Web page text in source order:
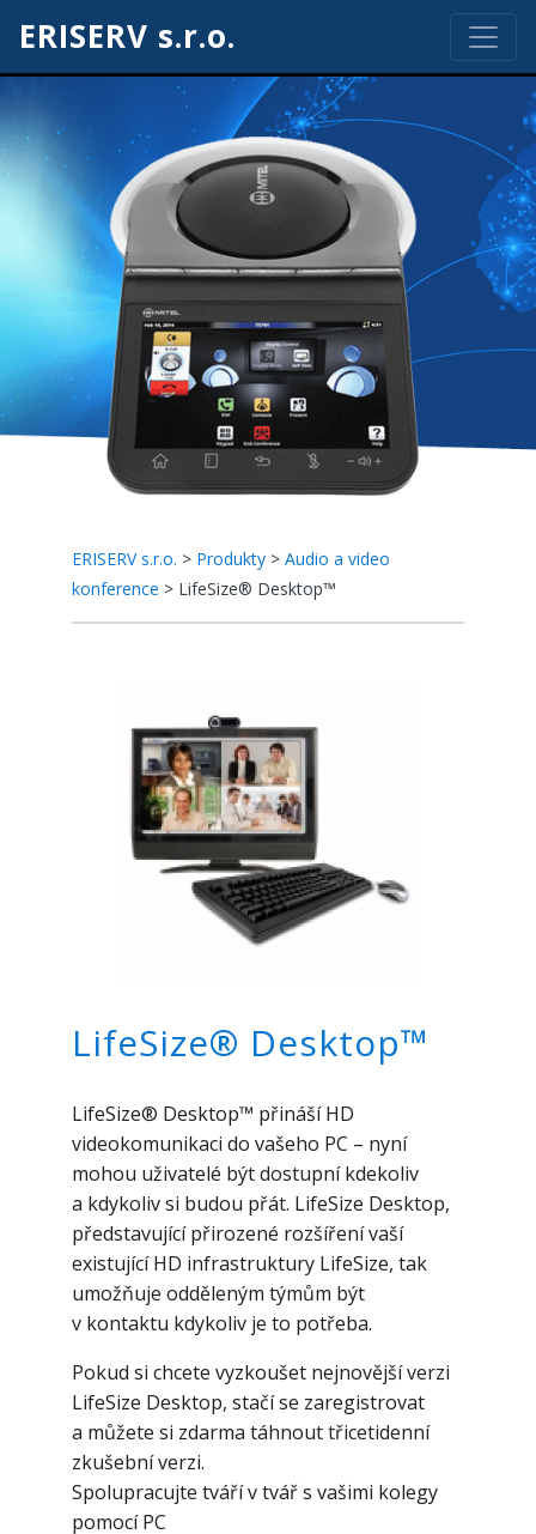
ERISERV s.r.o.
ERISERV s.r.o. > Produkty> Audio a video
konference > LifeSize® Desktop™
LifeSize® Desktop™
LifeSize® Desktop™ přináší HD
videokomunikaci do vašeho PC – nyní
mohou uživatelé být dostupní kdekoliv
a kdykoliv si budou přát. LifeSize Desktop,
představující přirozené rozšíření vaší
existující HD infrastruktury LifeSize, tak
umožňuje odděleným týmům být
v kontaktu kdykoliv je to potřeba.
Pokud si chcete vyzkoušet nejnovější verzi
LifeSize Desktop, stačí se zaregistrovat
a můžete si zdarma táhnout třicetidenní
zkušební verzi.
Spolupracujte tváří v tvář s vašimi kolegy
pomocí PC